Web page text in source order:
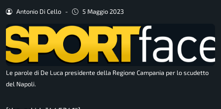
Antonio Di Cello - 5 Maggio 2023
Le parole di De Luca presidente della Regione Campania per lo scudetto
del Napoli.